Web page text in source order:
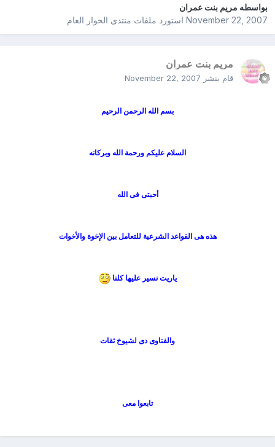
بواسطهمريم بنت عمران
November 22, 2007استورد ملفات منتدى الحوار العام
مريم بنت عمران
قام بنشر November 22, 2007
بسم الله الرحمن الرحيم
السلام عليكم ورحمة الله وبركاته
أحبتى فى الله
هذه هى القواعد الشرعية للتعامل بين الإخوة والأخوات
ياريت نسير عليها كلنا
والفتاوى دى لشيوخ ثقات
تابعوا معى